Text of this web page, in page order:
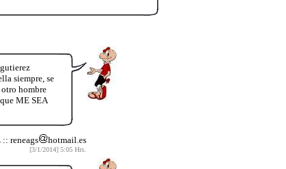
siempre, se
hombre
ME SEA
:: reneags hotmail.es
[3/1/2014] 5:05 Hrs.